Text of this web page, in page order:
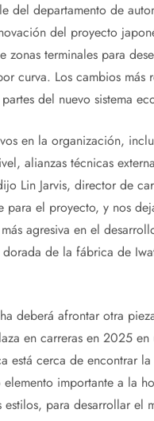
del departamento de
del proyecto
zonas terminales para
curva. Los cambios
del nuevo sistema
en la organización,
alianzas técnicas
Lin Jarvis, director de
el proyecto, y nos
agresiva en el
de la fábrica de
deberá afrontar otra
en carreras en 2025
está cerca de encontrar
importante a la
para desarrollar